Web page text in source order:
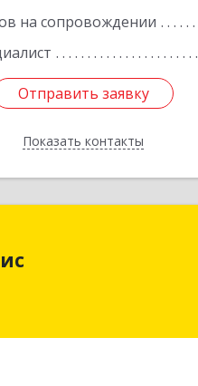
на сопровождении
Отправить заявку
Показать контакты
Отправить заявку
Назад
Московская обл, Чехов
пгт, Серпуховская ул,